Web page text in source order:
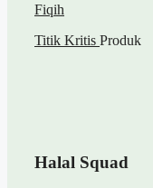
Fiqih
Titik Kritis Produk
Halal Squad